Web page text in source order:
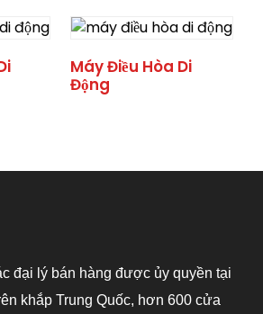
Máy Điều Hòa Di
Động
đại lý bán hàng được ủy quyền tại
khắp Trung Quốc, hơn 600 cửa